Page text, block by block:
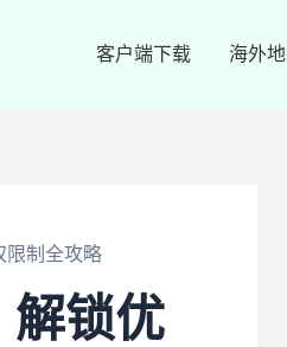
客户端下载 海外
限制全攻略
解锁优